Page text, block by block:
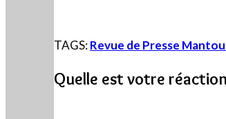
TAGS:Revue de Presse
Quelle est votre